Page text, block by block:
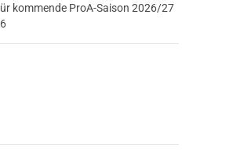
kommende ProA-Saison 2026/27